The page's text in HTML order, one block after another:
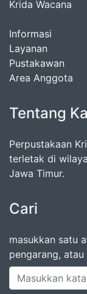
Krida Wacana
Informasi
Layanan
Pustakawan
Area Anggota
Tentang
Perpustakaan
terletak di
Jawa Timur.
Cari
masukkan satu
pengarang, atau